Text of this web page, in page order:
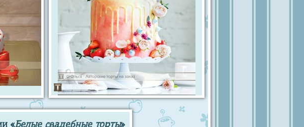
«Белые свадебные торты»